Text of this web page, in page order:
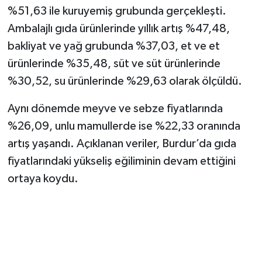
%51,63 ile kuruyemiş grubunda gerçekleşti.
Ambalajlı gıda ürünlerinde yıllık artış %47,48,
bakliyat ve yağ grubunda %37,03, et ve et
ürünlerinde %35,48, süt ve süt ürünlerinde
%30,52, su ürünlerinde %29,63 olarak ölçüldü.
Aynı dönemde meyve ve sebze fiyatlarında
%26,09, unlu mamullerde ise %22,33 oranında
artış yaşandı. Açıklanan veriler, Burdur’da gıda
fiyatlarındaki yükseliş eğiliminin devam ettiğini
ortaya koydu.